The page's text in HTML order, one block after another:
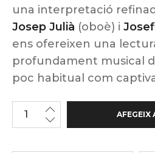
una interpretació
Josep Julià (oboè) i
ens ofereixen una
profundament musical
poc habitual com
AFEGEIX